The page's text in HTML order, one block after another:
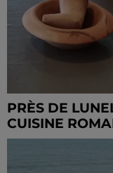
PRÈS DE
CUISINE